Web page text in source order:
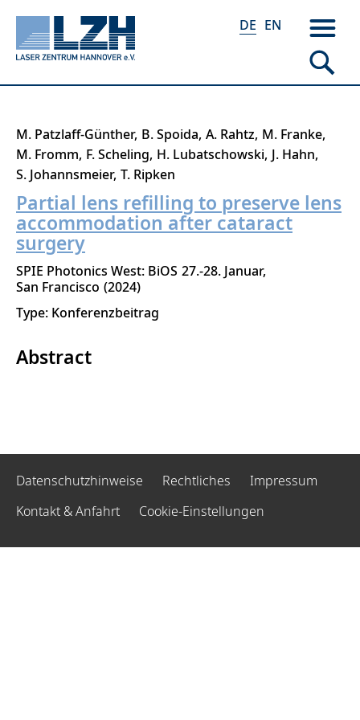
Direkt
zum
Inhalt
DE EN
M. Patzlaff-Günther B. Spoida A. Rahtz M. Franke
M. Fromm F. Scheling H. Lubatschowski J. Hahn
S. Johannsmeier T. Ripken
Partial lens refilling to preserve lens
accommodation after cataract
surgery
SPIE Photonics West: BiOS 27.-28. Januar
San Francisco 2024
Type: Konferenzbeitrag
Abstract
Datenschutzhinweise Rechtliches
Impressum
Kontakt & Anfahrt
Cookie-Einstellungen